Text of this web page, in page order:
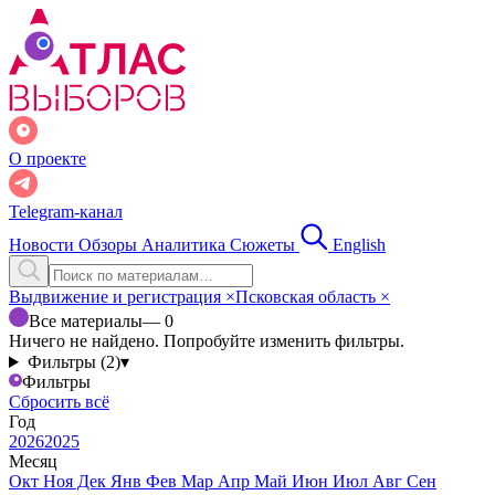
О проекте
Telegram-канал
Новости Обзоры Аналитика Сюжеты English
Выдвижение и регистрация ×Псковская область ×
Все материалы— 0
Ничего не найдено. Попробуйте изменить фильтры.
Фильтры (2)▾
Фильтры
Сбросить всё
Год
20262025
Месяц
Окт Ноя Дек Янв Фев Мар Апр Май Июн Июл Авг Сен